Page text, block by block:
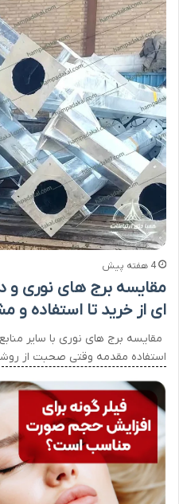
4 هفته پیش
مقایسه برج های نوری و
ای از خرید تا استفاده و
مقایسه برج های نوری با سایر
استفاده مقدمه وقتی صحبت از